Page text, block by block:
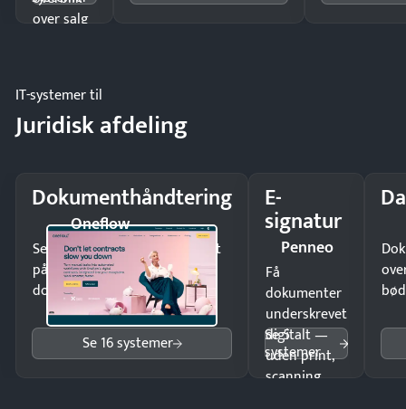
over salg
IT-systemer til
Juridisk afdeling
Dokumenthåndtering
Oneflow
Send kontrakter til underskrift
på minutter og mist ingen
dokumenter.
Se 16 systemer
E-
signatur
Penneo
Få
dokumenter
underskrevet
digitalt —
uden print,
scanning
Se 5
systemer